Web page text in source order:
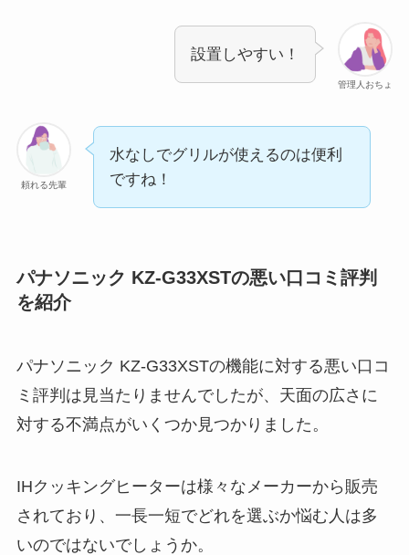
管理人おちょ
設置しやすい！
頼れる先輩
水なしでグリルが使えるのは便利
ですね！
パナソニック KZ-G33XSTの悪い口コミ評判
を紹介
パナソニック KZ-G33XSTの機能に対する悪い口コ
ミ評判は見当たりませんでしたが、天面の広さに
対する不満点がいくつか見つかりました。
IHクッキングヒーターは様々なメーカーから販売
されており、一長一短でどれを選ぶか悩む人は多
いのではないでしょうか。